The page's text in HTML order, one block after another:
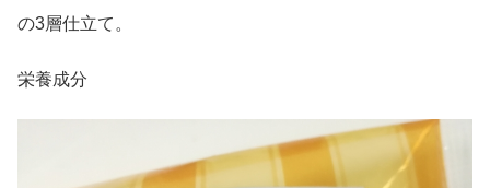
の3層仕立て。
栄養成分